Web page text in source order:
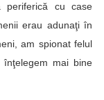
cu case
erau adunaţi în
am spionat felul
mai bine